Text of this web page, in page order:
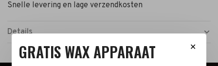
Snelle levering en lage verzendkosten
Details
✕
GRATIS WAX APPARAAT